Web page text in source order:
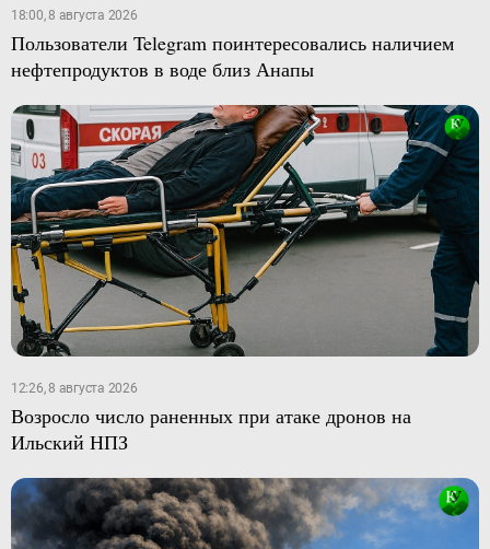
18:00, 8 августа 2026
Пользователи Telegram поинтересовались наличием
нефтепродуктов в воде близ Анапы
12:26, 8 августа 2026
Возросло число раненных при атаке дронов на
Ильский НПЗ